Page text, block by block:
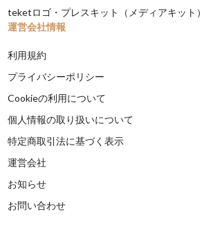
teketロゴ・プレスキット（メディアキット）
運営会社情報
利用規約
プライバシーポリシー
Cookieの利用について
個人情報の取り扱いについて
特定商取引法に基づく表示
運営会社
お知らせ
お問い合わせ